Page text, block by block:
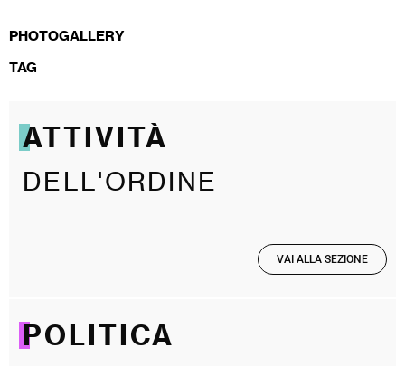
PHOTOGALLERY
TAG
ATTIVITÀ
DELL'ORDINE
VAI ALLA SEZIONE
POLITICA